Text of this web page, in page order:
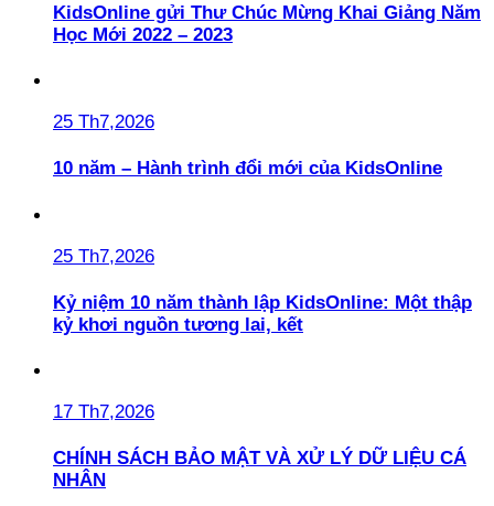
KidsOnline gửi Thư Chúc Mừng Khai Giảng Năm
Học Mới 2022 – 2023
25 Th7,2026
10 năm – Hành trình đổi mới của KidsOnline
25 Th7,2026
Kỷ niệm 10 năm thành lập KidsOnline: Một thập
kỷ khơi nguồn tương lai, kết
17 Th7,2026
CHÍNH SÁCH BẢO MẬT VÀ XỬ LÝ DỮ LIỆU CÁ
NHÂN